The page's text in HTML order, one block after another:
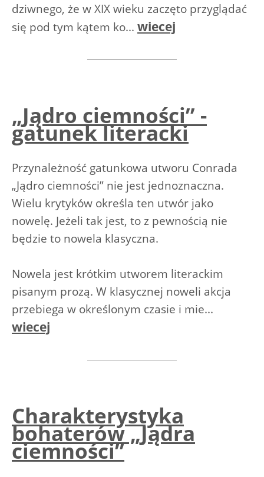
dziwnego, że w XIX wieku zaczęto przyglądać
się pod tym kątem ko... wiecej
„Jądro ciemności” -
gatunek literacki
Przynależność gatunkowa utworu Conrada
„Jądro ciemności” nie jest jednoznaczna.
Wielu krytyków określa ten utwór jako
nowelę. Jeżeli tak jest, to z pewnością nie
będzie to nowela klasyczna.
Nowela jest krótkim utworem literackim
pisanym prozą. W klasycznej noweli akcja
przebiega w określonym czasie i mie...
wiecej
Charakterystyka
bohaterów „Jądra
ciemności”